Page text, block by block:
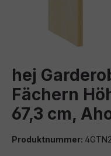
hej
Fächern
67,3 cm,
Produktnummer: